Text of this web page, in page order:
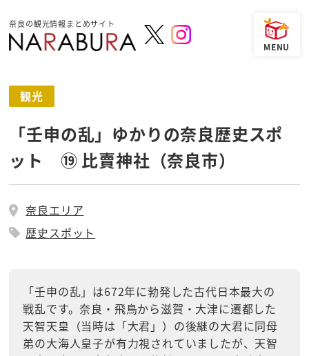
奈良の観光情報まとめサイト
観光
「壬申の乱」ゆかりの奈良歴史スポ
ット ⑲ 比賣神社（奈良市）
奈良エリア
歴史スポット
「壬申の乱」は672年に勃発した古代日本最大の
戦乱です。奈良・飛鳥から滋賀・大津に遷都した
天智天皇（当時は「大君」）の後継の大君に同母
弟の大海人皇子が有力視されていましたが、天智